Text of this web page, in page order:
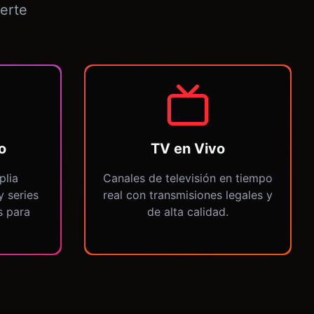
series
para
TV en Vivo
Canales de televisión en tiempo
real con transmisiones legales y
de alta calidad.